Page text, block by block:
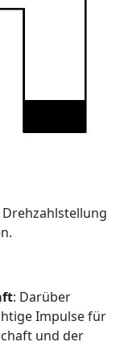
: Darüber
Impulse für
und der